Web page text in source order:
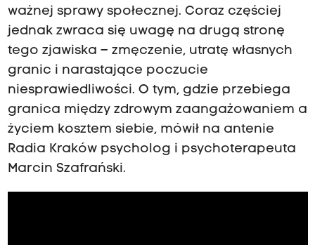
ważnej sprawy społecznej. Coraz częściej
jednak zwraca się uwagę na drugą stronę
tego zjawiska – zmęczenie, utratę własnych
granic i narastające poczucie
niesprawiedliwości. O tym, gdzie przebiega
granica między zdrowym zaangażowaniem a
życiem kosztem siebie, mówił na antenie
Radia Kraków psycholog i psychoterapeuta
Marcin Szafrański.